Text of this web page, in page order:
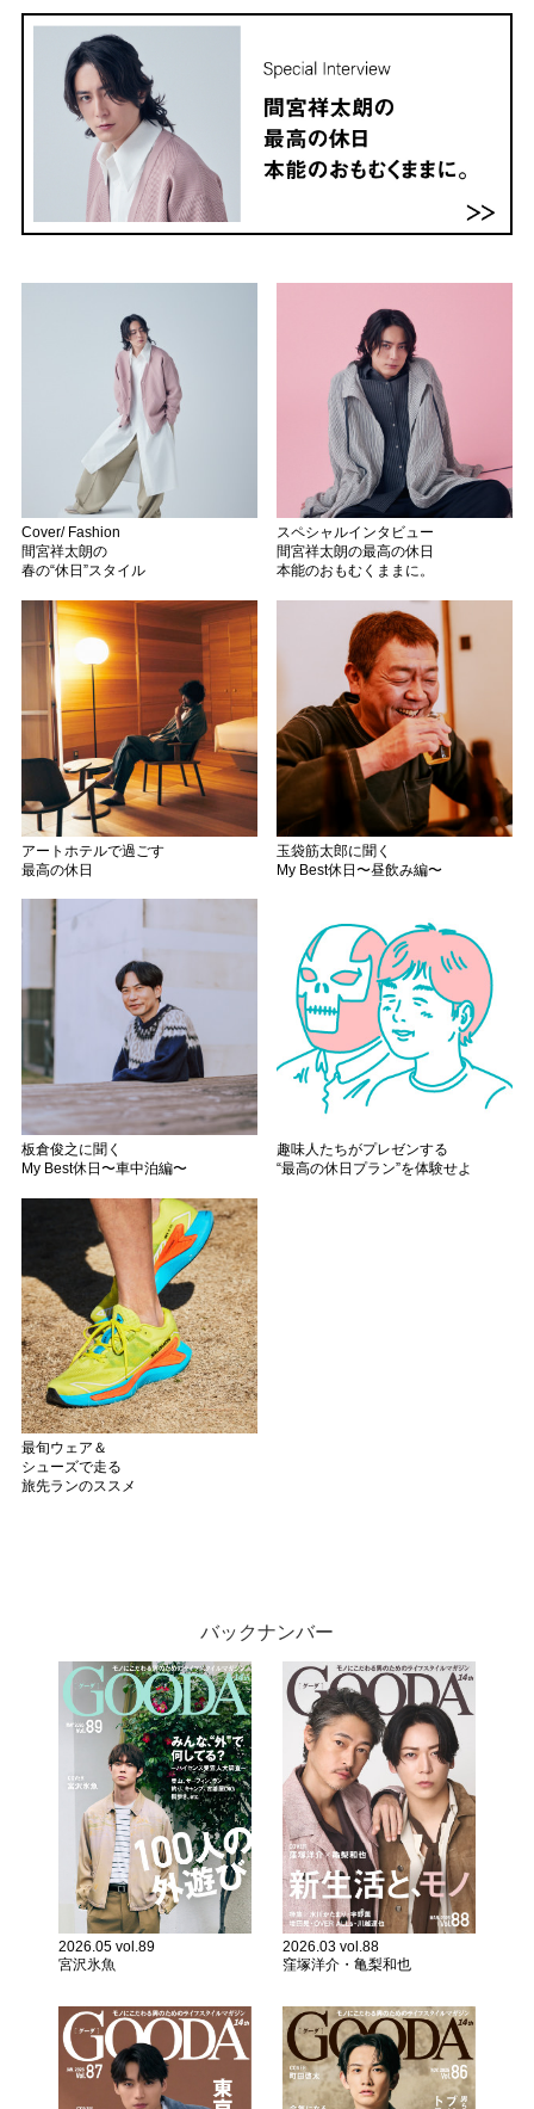
Cover/ Fashion
間宮祥太朗の
春の“休日”スタイル
スペシャルインタビュー
間宮祥太朗の最高の休日
本能のおもむくままに。
アートホテルで過ごす
最高の休日
玉袋筋太郎に聞く
My Best休日〜昼飲み編〜
板倉俊之に聞く
My Best休日〜車中泊編〜
趣味人たちがプレゼンする
“最高の休日プラン”を体験せよ
最旬ウェア＆
シューズで走る
旅先ランのススメ
バックナンバー
2026.05 vol.89
宮沢氷魚
2026.03 vol.88
窪塚洋介・亀梨和也